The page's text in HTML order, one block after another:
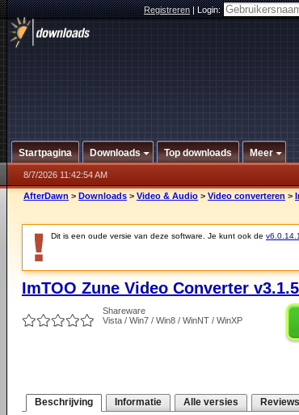
Registreren|Login:
Startpagina Downloads Top downloads Meer
8/7/2026 11:42:54 AM
AfterDawn > Downloads > Video & Audio > Video converteren >
Dit is een oude versie van deze software. Je kunt ook de
ImTOO Zune Video Converter
Shareware
Vista / Win7 / Win8 / WinNT / WinXP
Beschrijving Informatie Alle versies Reviews